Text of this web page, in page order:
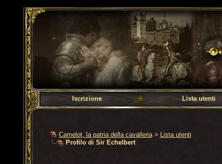
Camelot, la patria
Iscrizione Lista utenti
Camelot, la patria della cavalleria > Lista utenti
Profilo di Sir Echelbert